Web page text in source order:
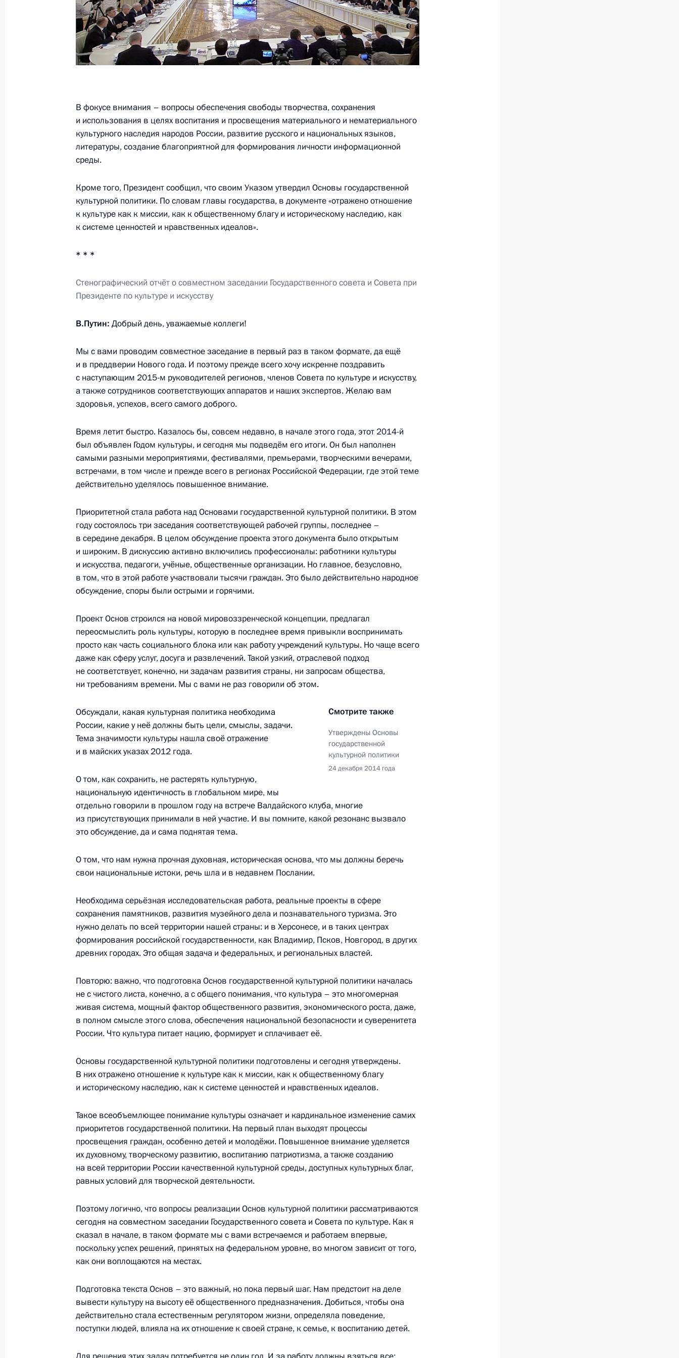
18 сентября 2014 года, 16:30
Встреча с лидером КПРФ Геннадием Зюгановым
26 июня 2014 года, 09:20
Совместное заседание Госсовета и Комиссии по мониторингу
достижения целевых показателей развития страны
23 декабря 2013 года, 16:00
Встреча с Геннадием Зюгановым
Заседание Госсовета по вопросам ЖКХ
Заседание Госсовета по вопросу о повышении инвестиционной
привлекательности регионов
27 декабря 2012 года, 18:00
Встреча с руководителями фракций Государственной Думы
Телефонные разговоры с лидерами КПРФ, ЛДПР
и «Справедливой России»
5 декабря 2011 года, 00:20
Встреча с руководителями политических партий, представленных
в Государственной Думе
12 июля 2011 года, 15:30
Встреча с председателем КПРФ Геннадием Зюгановым
19 мая 2011 года, 17:20
Встреча с руководителями парламентских партий
Дмитрий Медведев встретился с главой фракции КПРФ
в Государственной Думе Геннадием Зюгановым
Встреча с руководителями партий, представленных
в Государственной Думе
Стенографический отчёт о заседании Совета по реализации
приоритетных национальных проектов и демографической
политике
19 января 2010 года, 16:00
Встреча с лидерами четырёх политических партий,
представленных в Государственной Думе
16 января 2010 года, 15:00
Стенографический отчёт о встрече с активом Коммунистической
партии России
Встреча с руководителями парламентских партий
28 января 2009 года, 15:30
Встреча с руководством партий, представленных
в Государственной Думе
10 ноября 2008 года, 15:00
законодательства в сфере противодействия коррупции к началу
следующего года
12 июля 2008 года, 15:00
В фокусе внимания – вопросы обеспечения свободы творчества, сохранения
и использования в целях воспитания и просвещения материального и нематериального
культурного наследия народов России, развитие русского и национальных языков,
литературы, создание благоприятной для формирования личности информационной
среды.
Кроме того, Президент сообщил, что своим Указом утвердил Основы государственной
культурной политики. По словам главы государства, в документе «отражено отношение
к культуре как к миссии, как к общественному благу и историческому наследию, как
к системе ценностей и нравственных идеалов».
* * *
Стенографический отчёт о совместном заседании Государственного совета и Совета при
Президенте по культуре и искусству
В.Путин: Добрый день, уважаемые коллеги!
Мы с вами проводим совместное заседание в первый раз в таком формате, да ещё
и в преддверии Нового года. И поэтому прежде всего хочу искренне поздравить
с наступающим 2015-м руководителей регионов, членов Совета по культуре и искусству,
а также сотрудников соответствующих аппаратов и наших экспертов. Желаю вам
здоровья, успехов, всего самого доброго.
Время летит быстро. Казалось бы, совсем недавно, в начале этого года, этот 2014-й
был объявлен Годом культуры, и сегодня мы подведём его итоги. Он был наполнен
самыми разными мероприятиями, фестивалями, премьерами, творческими вечерами,
встречами, в том числе и прежде всего в регионах Российской Федерации, где этой теме
действительно уделялось повышенное внимание.
Приоритетной стала работа над Основами государственной культурной политики. В этом
году состоялось три заседания соответствующей рабочей группы, последнее –
в середине декабря. В целом обсуждение проекта этого документа было открытым
и широким. В дискуссию активно включились профессионалы: работники культуры
и искусства, педагоги, учёные, общественные организации. Но главное, безусловно,
в том, что в этой работе участвовали тысячи граждан. Это было действительно народное
обсуждение, споры были острыми и горячими.
Проект Основ строился на новой мировоззренческой концепции, предлагал
переосмыслить роль культуры, которую в последнее время привыкли воспринимать
просто как часть социального блока или как работу учреждений культуры. Но чаще всего
даже как сферу услуг, досуга и развлечений. Такой узкий, отраслевой подход
не соответствует, конечно, ни задачам развития страны, ни запросам общества,
ни требованиям времени. Мы с вами не раз говорили об этом.
Смотрите также
Утверждены Основы
государственной
культурной политики
24 декабря 2014 года
Обсуждали, какая культурная политика необходима
России, какие у неё должны быть цели, смыслы, задачи.
Тема значимости культуры нашла своё отражение
и в майских указах 2012 года.
О том, как сохранить, не растерять культурную,
национальную идентичность в глобальном мире, мы
отдельно говорили в прошлом году на встрече Валдайского клуба, многие
из присутствующих принимали в ней участие. И вы помните, какой резонанс вызвало
это обсуждение, да и сама поднятая тема.
О том, что нам нужна прочная духовная, историческая основа, что мы должны беречь
свои национальные истоки, речь шла и в недавнем Послании.
Необходима серьёзная исследовательская работа, реальные проекты в сфере
сохранения памятников, развития музейного дела и познавательного туризма. Это
нужно делать по всей территории нашей страны: и в Херсонесе, и в таких центрах
формирования российской государственности, как Владимир, Псков, Новгород, в других
древних городах. Это общая задача и федеральных, и региональных властей.
Повторю: важно, что подготовка Основ государственной культурной политики началась
не с чистого листа, конечно, а с общего понимания, что культура – это многомерная
живая система, мощный фактор общественного развития, экономического роста, даже,
в полном смысле этого слова, обеспечения национальной безопасности и суверенитета
России. Что культура питает нацию, формирует и сплачивает её.
Основы государственной культурной политики подготовлены и сегодня утверждены.
В них отражено отношение к культуре как к миссии, как к общественному благу
и историческому наследию, как к системе ценностей и нравственных идеалов.
Такое всеобъемлющее понимание культуры означает и кардинальное изменение самих
приоритетов государственной политики. На первый план выходят процессы
просвещения граждан, особенно детей и молодёжи. Повышенное внимание уделяется
их духовному, творческому развитию, воспитанию патриотизма, а также созданию
на всей территории России качественной культурной среды, доступных культурных благ,
равных условий для творческой деятельности.
Поэтому логично, что вопросы реализации Основ культурной политики рассматриваются
сегодня на совместном заседании Государственного совета и Совета по культуре. Как я
сказал в начале, в таком формате мы с вами встречаемся и работаем впервые,
поскольку успех решений, принятых на федеральном уровне, во многом зависит от того,
как они воплощаются на местах.
Подготовка текста Основ – это важный, но пока первый шаг. Нам предстоит на деле
вывести культуру на высоту её общественного предназначения. Добиться, чтобы она
действительно стала естественным регулятором жизни, определяла поведение,
поступки людей, влияла на их отношение к своей стране, к семье, к воспитанию детей.